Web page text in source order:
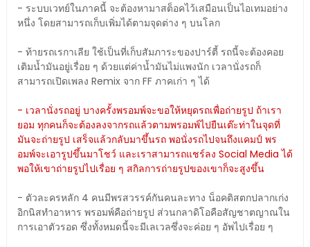
- ระบบเวทย์ในภาคนี้ จะต้องหามาสต็อคไว้เสมือนเป็นไอเทมอย่าง
หนึ่ง โดยสามารถเก็บเพิ่มได้ตามจุดต่าง ๆ บนโลก
- ท้ายรถเรกาเลีย ใช้เป็นที่เก็บสัมภาระของปาร์ตี้ รถนี้จะต้องคอย
เติมน้ำมันอยู่เรื่อย ๆ ด้วยแต่ค่าน้ำมันไม่แพงนัก เวลานั่งรถก็
สามารถเปิดเพลง Remix จาก FF ภาคเก่า ๆ ได้
- เวลานั่งรถอยู่ บางครั้งพรอมพ์จะขอให้หยุดรถเพื่อถ่ายรูป ถ้าเรา
ยอม ทุกคนก็จะต้องลงจากรถแล้วตามพรอมพ์ไปยืนเต๊ะท่าในจุดที่
มันจะถ่ายรูป เสร็จแล้วกลับมาขึ้นรถ พอนั่งรถไปจนถึงแคมป์ พร
อมพ์จะเอารูปขึ้นมาโชว์ และเราสามารถแชร์ลง Social Media ได้
พอให้เขาถ่ายรูปไปเรื่อย ๆ สกิลการถ่ายรูปของเขาก็จะสูงขึ้น
- ตัวละครหลัก 4 คนมีพรสวรรค์กันคนละทาง น็อคติสตกปลากเก่ง
อิกนิสทำอาหาร พรอมพ์คือถ่ายรูป ส่วนกลาดิโอคือสัญชาตญาณใน
การเอาตัวรอด ซึ่งทั้งหมดนี้จะมีเลเวลซึ่งจะค่อย ๆ อัพไปเรื่อย ๆ